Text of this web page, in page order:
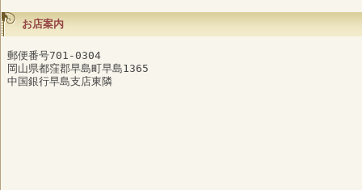
お店案内
郵便番号701-0304
岡山県都窪郡早島町早島1365
中国銀行早島支店東隣